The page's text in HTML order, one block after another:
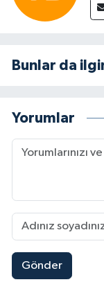
Bunlar da
Yorumlar
Gönder